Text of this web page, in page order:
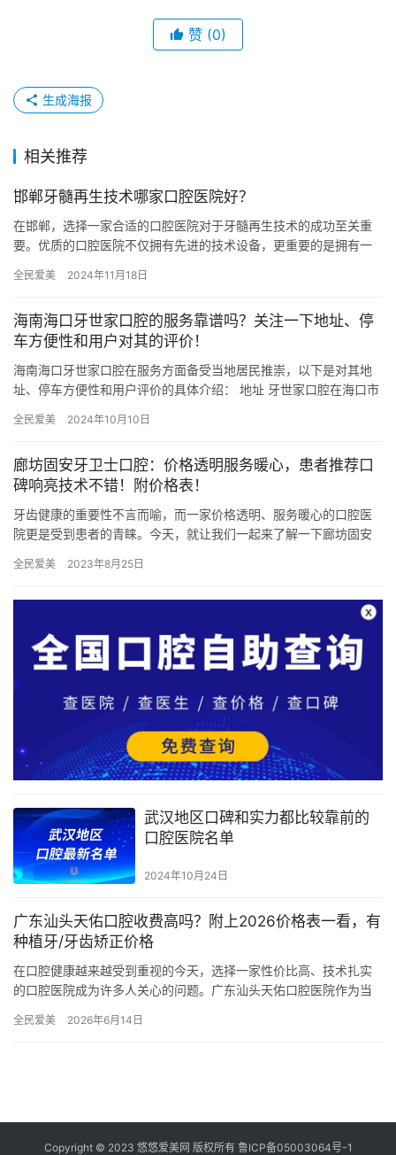
赞 (0)
生成海报
相关推荐
邯郸牙髓再生技术哪家口腔医院好？
在邯郸，选择一家合适的口腔医院对于牙髓再生技术的成功至关重
要。优质的口腔医院不仅拥有先进的技术设备，更重要的是拥有一
制定个…
全民爱美 2024年11月18日
海南海口牙世家口腔的服务靠谱吗？关注一下地址、停
车方便性和用户对其的评价！
海南海口牙世家口腔在服务方面备受当地居民推崇，以下是对其地
址、停车方便性和用户评价的具体介绍： 地址 牙世家口腔在海口市
南…
全民爱美 2024年10月10日
廊坊固安牙卫士口腔：价格透明服务暖心，患者推荐口
碑响亮技术不错！附价格表！
牙齿健康的重要性不言而喻，而一家价格透明、服务暖心的口腔医
院更是受到患者的青睐。今天，就让我们一起来了解一下廊坊固安
一、医…
全民爱美 2023年8月25日
武汉地区口碑和实力都比较靠前的
口腔医院名单
2024年10月24日
广东汕头天佑口腔收费高吗？附上2026价格表一看，有
种植牙/牙齿矫正价格
在口腔健康越来越受到重视的今天，选择一家性价比高、技术扎实
的口腔医院成为许多人关心的问题。广东汕头天佑口腔医院作为当
市民的…
全民爱美 2026年6月14日
Copyright © 2023 悠悠爱美网 版权所有 鲁ICP备05003064号-1